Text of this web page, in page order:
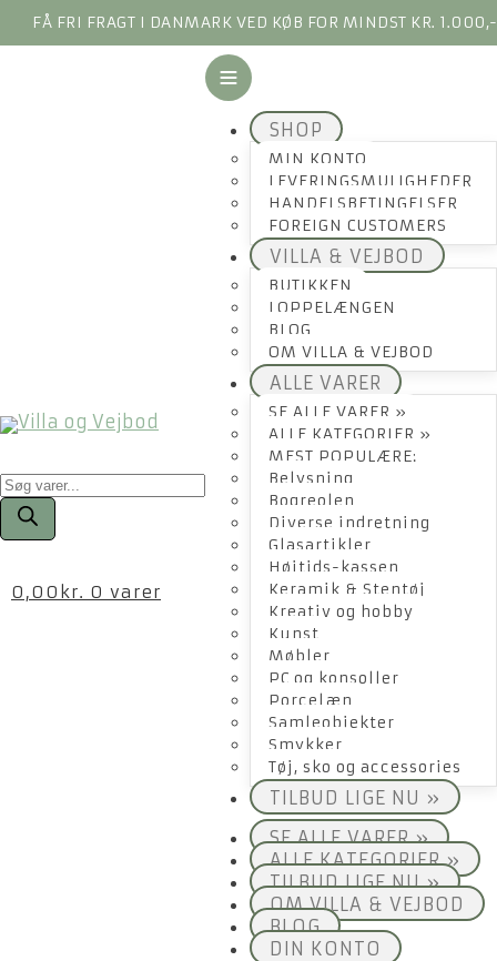
FÅ FRI FRAGT I DANMARK VED KØB FOR MINDST KR. 1.000,-
Products
search
0,00 kr. 0 varer
SHOP
MIN KONTO
LEVERINGSMULIGHEDER
HANDELSBETINGELSER
FOREIGN CUSTOMERS
VILLA & VEJBOD
BUTIKKEN
LOPPELÆNGEN
BLOG
OM VILLA & VEJBOD
ALLE VARER
SE ALLE VARER »
ALLE KATEGORIER »
MEST POPULÆRE:
Belysning
Bogreolen
Diverse indretning
Glasartikler
Højtids-kassen
Keramik & Stentøj
Kreativ og hobby
Kunst
Møbler
PC og konsoller
Porcelæn
Samleobjekter
Smykker
Tøj, sko og accessories
TILBUD LIGE NU »
SE ALLE VARER »
ALLE KATEGORIER »
TILBUD LIGE NU »
OM VILLA & VEJBOD
BLOG
DIN KONTO